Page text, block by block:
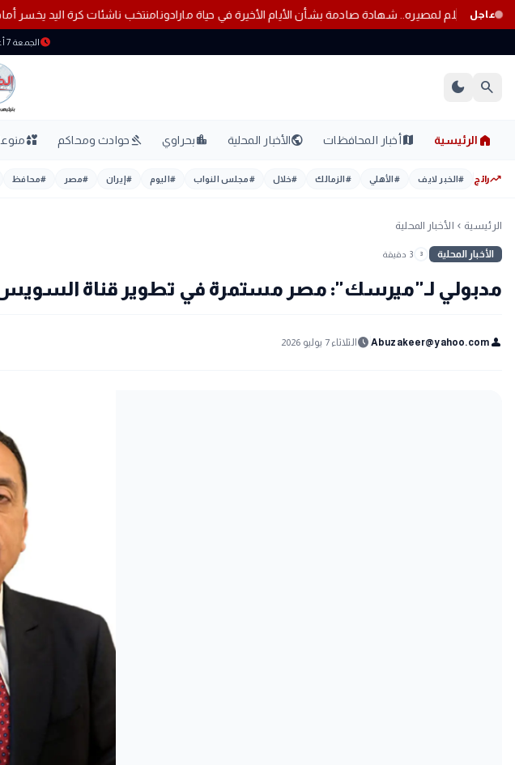
عاجلإلكترونيًااستسلم لمصيره.. شهادة صادمة بشأن الأيام الأخيرة في حياة مارادونامنتخب ناشئات كرة اليد يخسر أمام
scheduleالجمعة 7 أغسطس 2026
search
dark_mode
home الرئيسية mapأخبار المحافظات publicالأخبار المحلية location_cityبحراوي gavelحوادث ومحاكم interests
trending_upرائج #الخبر لايف #الأهلي #الزمالك #خلال #مجلس النواب #اليوم #إيران #مصر #محافظ
الرئيسية chevron_left الأخبار المحلية
الأخبار المحلية 3 3 دقيقة
مدبولي لـ"ميرسك": مصر مستمرة في تطوير قناة السويس..
person
Abuzakeer@yahoo.com
schedule الثلاثاء 7 يوليو 2026